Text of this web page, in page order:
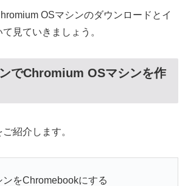
OSマシンのダウンロードとイ
見ていきましょう。
ンでChromium OSマシンを作
紹介します。
をChromebookにする